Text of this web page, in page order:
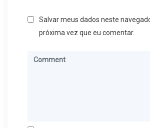
Salvar meus dados neste
próxima vez que eu comentar.